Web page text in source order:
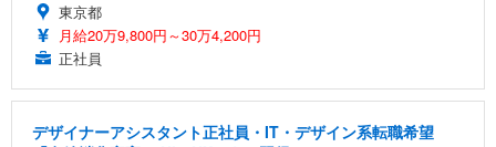
東京都
月給20万9,800円～30万4,200円
正社員
デザイナーアシスタント正社員・IT・デザイン系転職希望